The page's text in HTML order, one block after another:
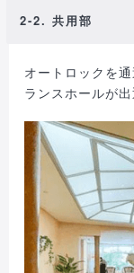
2-2. 共用部
オートロックを
ランスホールが出